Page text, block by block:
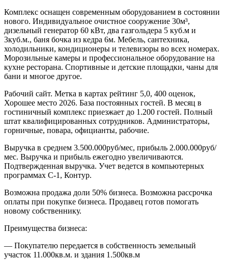
Комплекс оснащен современным оборудованием в состоянии
нового. Индивидуальное очистное сооружение 30м³,
дизельный генератор 60 кВт, два газгольдера 5 куб.м и
3куб.м., баня бочка из кедра 6м. Мебель, сантехника,
холодильники, кондиционеры и телевизоры во всех номерах.
Морозильные камеры и профессиональное оборудование на
кухне ресторана. Спортивные и детские площадки, чаны для
бани и многое другое.
Рабочий сайт. Метка в картах рейтинг 5,0, 400 оценок,
Хорошее место 2026. База постоянных гостей. В месяц в
гостиничный комплекс приезжает до 1.200 гостей. Полный
штат квалифицированных сотрудников. Администраторы,
горничные, повара, официанты, рабочие.
Выручка в среднем 3.500.000руб/мес, прибыль 2.000.000руб/
мес. Выручка и прибыль ежегодно увеличиваются.
Подтвержденная выручка. Учет ведется в компьютерных
программах С-1, Контур.
Возможна продажа доли 50% бизнеса. Возможна рассрочка
оплаты при покупке бизнеса. Продавец готов помогать
новому собственнику.
Преимущества бизнеса:
— Покупателю передается в собственность земельный
участок 11.000кв.м. и здания 1.500кв.м